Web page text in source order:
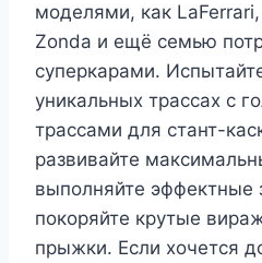
моделями, как
Zonda и ещё семью
суперкарами.
уникальных трассах с
трассами для стант-
развивайте
выполняйте эффектные
покоряйте крутые
прыжки. Если хочется